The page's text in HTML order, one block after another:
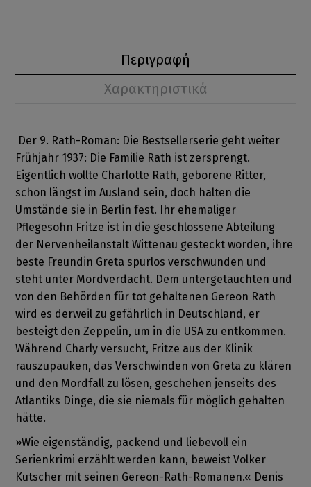
Περιγραφή
Χαρακτηριστικά
Der 9. Rath-Roman: Die Bestsellerserie geht weiter
Frühjahr 1937: Die Familie Rath ist zersprengt.
Eigentlich wollte Charlotte Rath, geborene Ritter,
schon längst im Ausland sein, doch halten die
Umstände sie in Berlin fest. Ihr ehemaliger
Pflegesohn Fritze ist in die geschlossene Abteilung
der Nervenheilanstalt Wittenau gesteckt worden, ihre
beste Freundin Greta spurlos verschwunden und
steht unter Mordverdacht. Dem untergetauchten und
von den Behörden für tot gehaltenen Gereon Rath
wird es derweil zu gefährlich in Deutschland, er
besteigt den Zeppelin, um in die USA zu entkommen.
Während Charly versucht, Fritze aus der Klinik
rauszupauken, das Verschwinden von Greta zu klären
und den Mordfall zu lösen, geschehen jenseits des
Atlantiks Dinge, die sie niemals für möglich gehalten
hätte.
»Wie eigenständig, packend und liebevoll ein
Serienkrimi erzählt werden kann, beweist Volker
Kutscher mit seinen Gereon-Rath-Romanen.« Denis